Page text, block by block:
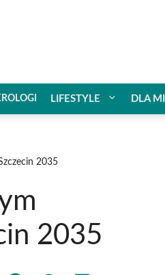
LIFESTYLE DLA
2035
2035